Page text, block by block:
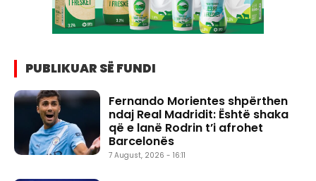
PUBLIKUAR SË FUNDI
Fernando Morientes shpërthen
ndaj Real Madridit: Është shaka
që e lanë Rodrin t’i afrohet
Barcelonës
7 August, 2026 - 16:11